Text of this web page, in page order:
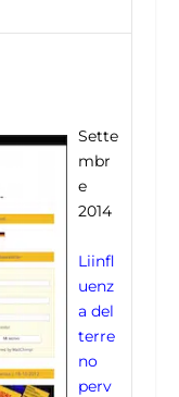
Sette
mbr
e
2014
Liinfl
uenz
a del
terre
no
perv